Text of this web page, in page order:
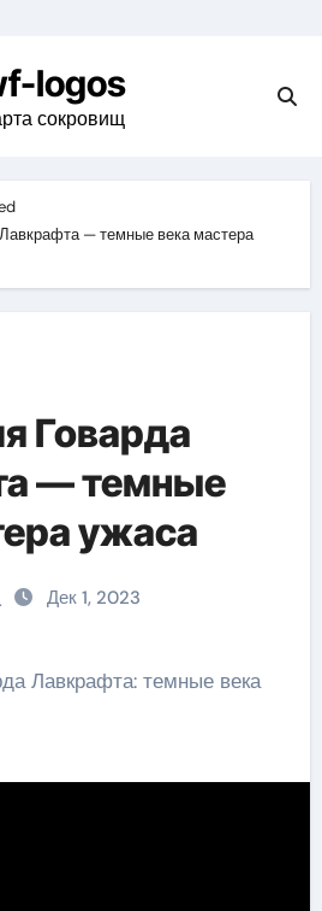
logos
сокровищ
— темные века мастера
Говарда
— темные
ужаса
Дек 1, 2023